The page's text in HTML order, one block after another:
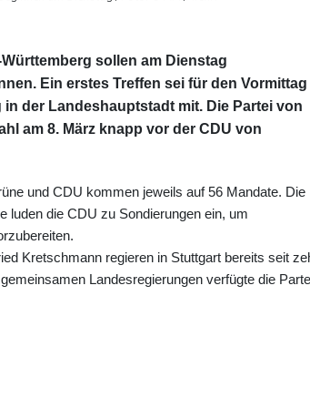
sollen am Dienstag
Ein erstes Treffen sei für den Vormittag
der Landeshauptstadt mit. Die Partei von
am 8. März knapp vor der CDU von
und CDU kommen jeweils auf 56 Mandate. Die
luden die CDU zu Sondierungen ein, um
Kretschmann regieren in Stuttgart bereits seit
Landesregierungen verfügte die